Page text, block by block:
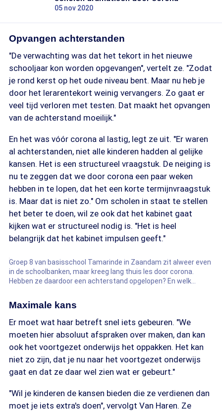
05 nov 2020
Opvangen achterstanden
"De verwachting was dat het tekort in het nieuwe
schooljaar kon worden opgevangen", vertelt ze. "Zodat
je rond kerst op het oude niveau bent. Maar nu heb je
door het lerarentekort weinig vervangers. Zo gaat er
veel tijd verloren met testen. Dat maakt het opvangen
van de achterstand moeilijk."
En het was vóór corona al lastig, legt ze uit. "Er waren
al achterstanden, niet alle kinderen hadden al gelijke
kansen. Het is een structureel vraagstuk. De neiging is
nu te zeggen dat we door corona een paar weken
hebben in te lopen, dat het een korte termijnvraagstuk
is. Maar dat is niet zo." Om scholen in staat te stellen
het beter te doen, wil ze ook dat het kabinet gaat
kijken wat er structureel nodig is. "Het is heel
belangrijk dat het kabinet impulsen geeft."
Groep 8 van basisschool Tamarinde in Zaandam zit alweer even
in de schoolbanken, maar kreeg lang thuis les door corona.
Hebben ze daardoor een achterstand opgelopen? En welk
Maximale kans
Er moet wat haar betreft snel iets gebeuren. "We
moeten hier absoluut afspraken over maken, dan kan
ook het voortgezet onderwijs het oppakken. Het kan
niet zo zijn, dat je nu naar het voortgezet onderwijs
gaat en dat ze daar wel zien wat er gebeurt."
"Wil je kinderen de kansen bieden die ze verdienen dan
moet je iets extra's doen", vervolgt Van Haren. Ze